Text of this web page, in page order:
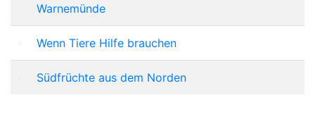
Warnemünde
Wenn Tiere Hilfe brauchen
Südfrüchte aus dem Norden